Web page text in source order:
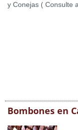
y Conejas ( Consulte
Bombones en